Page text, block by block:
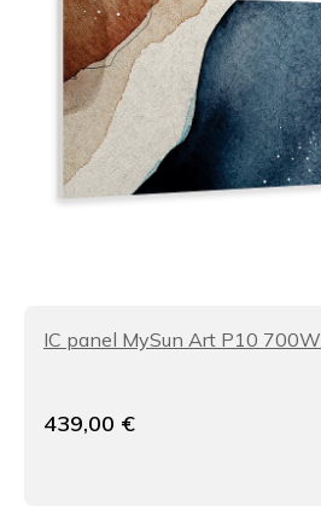
IC panel MySun Art P10 700W
439,00 €